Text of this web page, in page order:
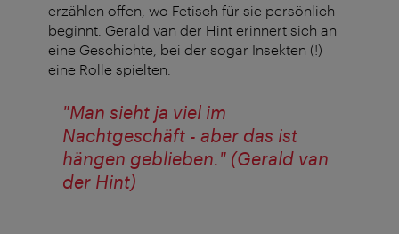
erzählen offen, wo Fetisch für sie persönlich
beginnt. Gerald van der Hint erinnert sich an
eine Geschichte, bei der sogar Insekten (!)
eine Rolle spielten.
"Man sieht ja viel im
Nachtgeschäft - aber das ist
hängen geblieben." (Gerald van
der Hint)